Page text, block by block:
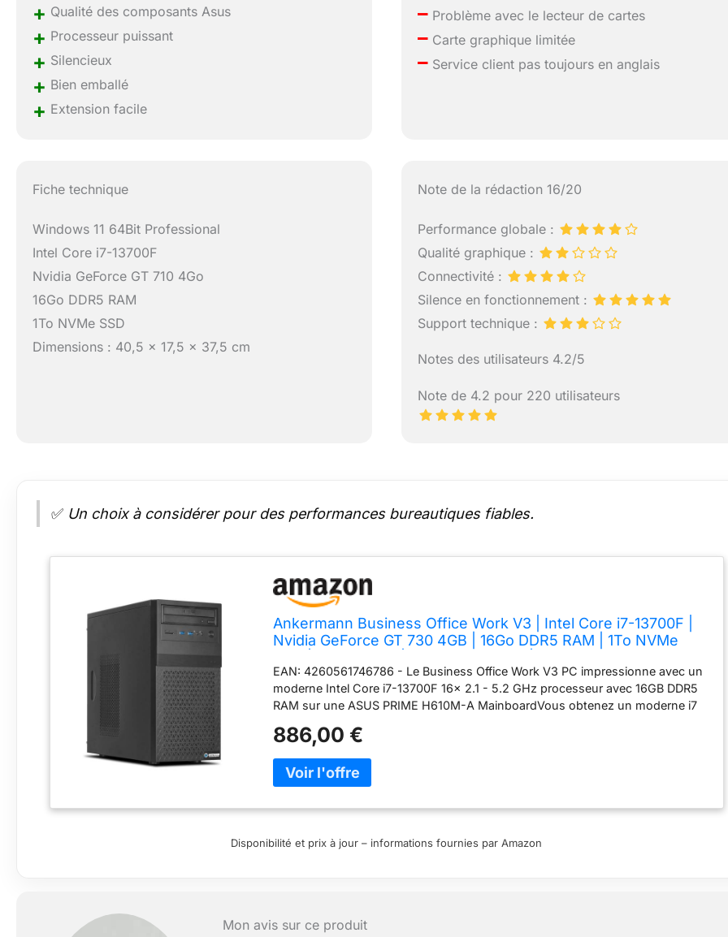
+ Qualité des composants Asus
+ Processeur puissant
+ Silencieux
+ Bien emballé
+ Extension facile
– Problème avec le lecteur de cartes
– Carte graphique limitée
– Service client pas toujours en anglais
Fiche technique
Windows 11 64Bit Professional
Intel Core i7-13700F
Nvidia GeForce GT 710 4Go
16Go DDR5 RAM
1To NVMe SSD
Dimensions : 40,5 x 17,5 x 37,5 cm
Note de la rédaction 16/20
Performance globale :
Qualité graphique :
Connectivité :
Silence en fonctionnement :
Support technique :
Notes des utilisateurs 4.2/5
Note de 4.2 pour 220 utilisateurs
✅ Un choix à considérer pour des performances bureautiques fiables.
Ankermann Business Office Work V3 | Intel Core i7-13700F |
Nvidia GeForce GT 730 4GB | 16Go DDR5 RAM | 1To NVMe
EAN: 4260561746786 - Le Business Office Work V3 PC impressionne avec un
moderne Intel Core i7-13700F 16x 2.1 - 5.2 GHz processeur avec 16GB DDR5
RAM sur une ASUS PRIME H610M-A MainboardVous obtenez un moderne i7
équipé d'un SSD de 1000GB M.2 NVMe . Une extension est facilement
possible avec 4 ports SATA. Dans notre Business Office Work V3 PC est
équipé d'une Nvidia GeForce GT 730 4GB Passive Cooling. Le PC offre les
connexions suivantes : Cardreader *(1x), W-LAN(2x), Audio In/Out(1x), USB-A
3.0(2x), USB-A 3.1(1x), Audio Connectors(5.1x), USB 2.0(4x), PS/2(2x),
ELITE U9 boîtier et est alimenté par une alimentation de 450W. Un Internal
tous les pilotes sont préinstallés. Inclus LIBRE Open Office. Le service
886,00 €
Disponibilité et prix à jour – informations fournies par Amazon
Mon avis sur ce produit